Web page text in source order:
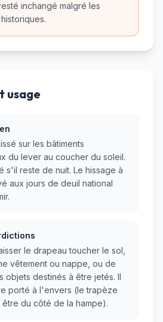
inchangé malgré les
usage
sur les bâtiments
du lever au coucher du soleil.
s'il reste de nuit. Le hissage à
aux jours de deuil national
le drapeau toucher le sol,
vêtement ou nappe, ou de
objets destinés à être jetés. Il
porté à l'envers (le trapèze
du côté de la hampe).